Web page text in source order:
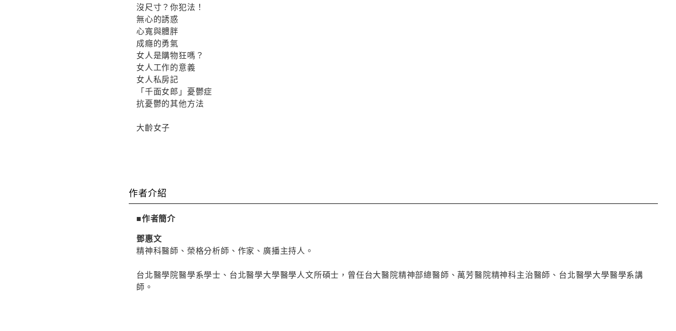
沒尺寸？你犯法！
無心的誘惑
心寬與體胖
成癮的勇氣
女人是購物狂嗎？
女人工作的意義
女人私房記
「千面女郎」憂鬱症
抗憂鬱的其他方法
大齡女子
作者介紹
■作者簡介
鄧惠文
精神科醫師、榮格分析師、作家、廣播主持人。
台北醫學院醫學系學士、台北醫學大學醫學人文所碩士，曾任台大醫院精神部總醫師、萬芳醫院精神科主治醫師、台北醫學大學醫學系講
師。